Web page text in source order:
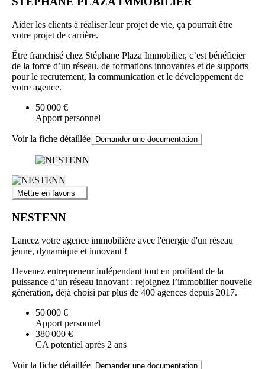
Aider les clients à réaliser leur projet de vie, ça pourrait être
votre projet de carrière.
Être franchisé chez Stéphane Plaza Immobilier, c’est bénéficier
de la force d’un réseau, de formations innovantes et de supports
pour le recrutement, la communication et le développement de
votre agence.
50 000 €
Apport personnel
Voir la fiche détaillée Demander une documentation
Mettre en favoris
NESTENN
Lancez votre agence immobilière avec l'énergie d'un réseau
jeune, dynamique et innovant !
Devenez entrepreneur indépendant tout en profitant de la
puissance d’un réseau innovant : rejoignez l’immobilier nouvelle
génération, déjà choisi par plus de 400 agences depuis 2017.
50 000 €
Apport personnel
380 000 €
CA potentiel après 2 ans
Voir la fiche détaillée Demander une documentation